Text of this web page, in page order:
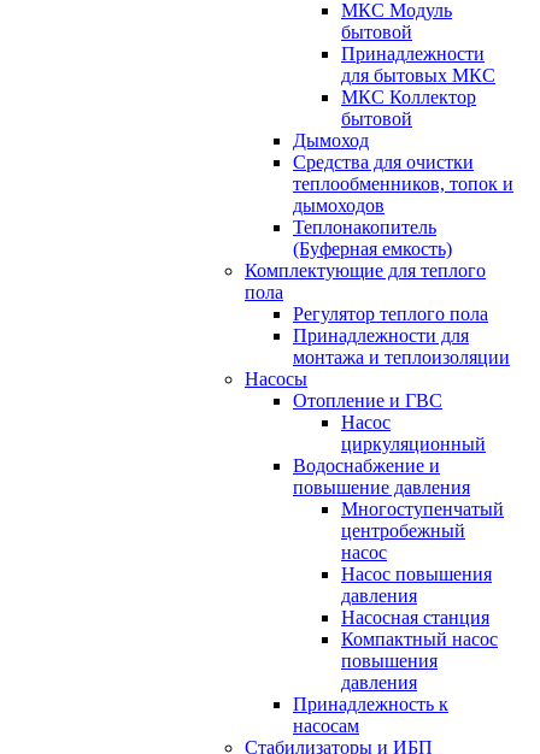
МКС Модуль
бытовой
Принадлежности
для бытовых МКС
МКС Коллектор
бытовой
Дымоход
Средства для очистки
теплообменников, топок и
дымоходов
Теплонакопитель
(Буферная емкость)
Комплектующие для теплого
пола
Регулятор теплого пола
Принадлежности для
монтажа и теплоизоляции
Насосы
Отопление и ГВС
Насос
циркуляционный
Водоснабжение и
повышение давления
Многоступенчатый
центробежный
насос
Насос повышения
давления
Насосная станция
Компактный насос
повышения
давления
Принадлежность к
насосам
Стабилизаторы и ИБП